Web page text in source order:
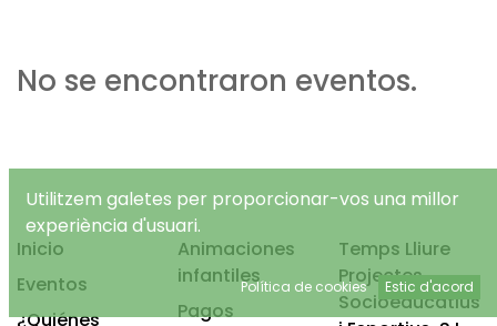
No se encontraron eventos.
Inicio
Eventos
¿Quiénes
Animaciones
infantiles
Pagos
Temps Lliure
Projectes
Socioeducatius
Utilitzem galetes per proporcionar-vos una millor
experiència d'usuari.
Política de cookies Estic d'acord